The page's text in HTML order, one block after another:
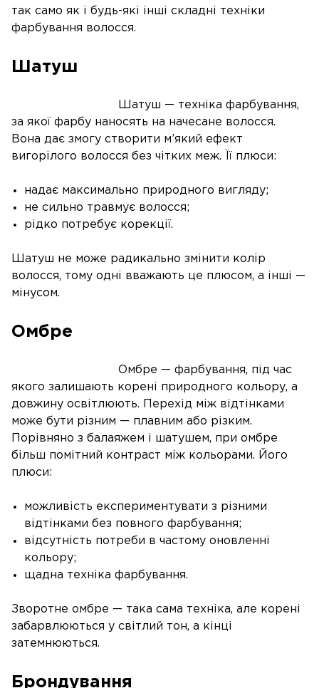
так само як і будь-які інші складні техніки
фарбування волосся.
Шатуш
Шатуш — техніка фарбування,
за якої фарбу наносять на начесане волосся.
Вона дає змогу створити м’який ефект
вигорілого волосся без чітких меж. Її плюси:
надає максимально природного вигляду;
не сильно травмує волосся;
рідко потребує корекції.
Шатуш не може радикально змінити колір
волосся, тому одні вважають це плюсом, а інші —
мінусом.
Омбре
Омбре — фарбування, під час
якого залишають корені природного кольору, а
довжину освітлюють. Перехід між відтінками
може бути різним — плавним або різким.
Порівняно з балаяжем і шатушем, при омбре
більш помітний контраст між кольорами. Його
плюси:
можливість експериментувати з різними
відтінками без повного фарбування;
відсутність потреби в частому оновленні
кольору;
щадна техніка фарбування.
Зворотне омбре — така сама техніка, але корені
забарвлюються у світлий тон, а кінці
затемнюються.
Брондування